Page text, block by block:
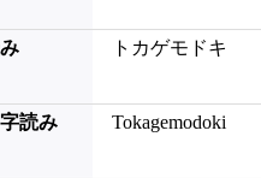
トカゲモドキ
読み Tokagemodoki